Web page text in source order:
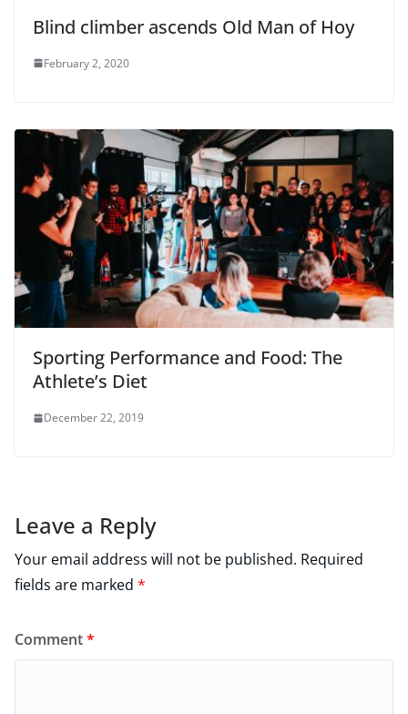
Blind climber ascends Old Man of Hoy
February 2, 2020
Sporting Performance and Food: The
Athlete’s Diet
December 22, 2019
Leave a Reply
Your email address will not be published. Required
fields are marked *
Comment*